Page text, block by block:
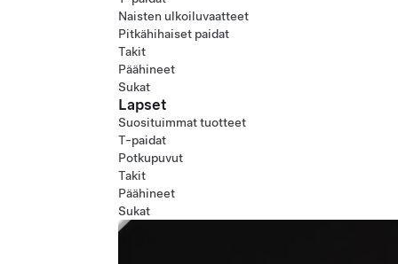
Naisten ulkoiluvaatteet
Pitkähihaiset paidat
Takit
Päähineet
Sukat
Lapset
Suosituimmat tuotteet
T-paidat
Potkupuvut
Takit
Päähineet
Sukat